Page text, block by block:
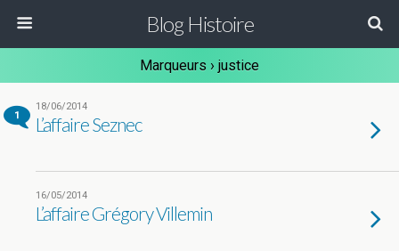
Blog Histoire
Marqueurs › justice
1
18/06/2014
L’affaire Seznec
16/05/2014
L’affaire Grégory Villemin